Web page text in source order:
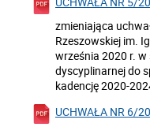
zmieniająca
Rzeszowskiej im.
września 2020 r.
dyscyplinarnej do
kadencję 2020-
UCHWAŁA NR 6/